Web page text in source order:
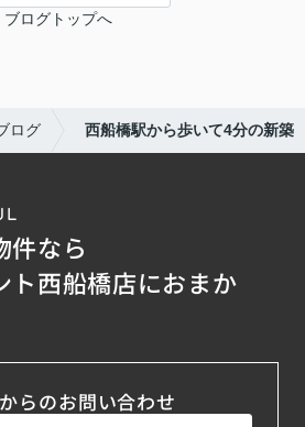
ブログトップへ
ログ 西船橋駅から歩いて4分の新築
件なら
ト西船橋店におまか
らのお問い合わせ